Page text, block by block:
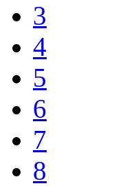
3
4
5
6
7
8